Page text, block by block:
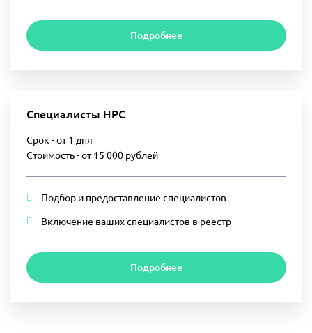
Подробнее
Специалисты НРС
Срок - от 1 дня
Стоимость - от 15 000 рублей
Подбор и предоставление специалистов
Включение ваших специалистов в реестр
Подробнее